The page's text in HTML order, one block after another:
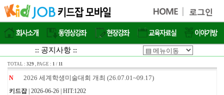
:: 공지사항 ::
TOTAL : 329, PAGE : 1 / 11
N 2026 세계학생미술대회 개최 (26.07.01~09.17)
키드잡| 2026-06-26 | HIT:1202